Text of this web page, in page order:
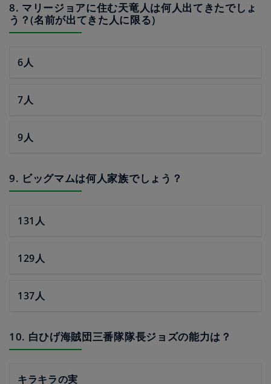
8. マリージョアに住む天竜人は何人出てきたでしょ
う？(名前が出てきた人に限る)
6人
7人
9人
9. ビッグマムは何人家族でしょう？
131人
129人
137人
10. 白ひげ海賊団三番隊隊長ジョズの能力は？
キラキラの実